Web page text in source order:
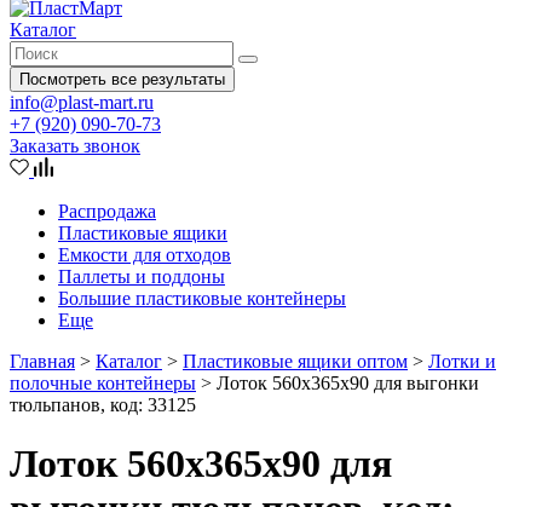
Каталог
Посмотреть все результаты
info@plast-mart.ru
+7 (920) 090-70-73
Заказать звонок
Распродажа
Пластиковые ящики
Емкости для отходов
Паллеты и поддоны
Большие пластиковые контейнеры
Еще
Главная > Каталог > Пластиковые ящики оптом > Лотки и
полочные контейнеры > Лоток 560х365х90 для выгонки
тюльпанов, код: 33125
Лоток 560х365х90 для